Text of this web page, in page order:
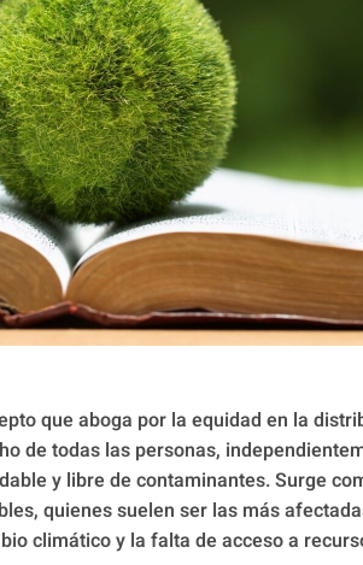
que aboga por la equidad en la
de todas las personas,
y libre de contaminantes. Surge
quienes suelen ser las más
climático y la falta de acceso a